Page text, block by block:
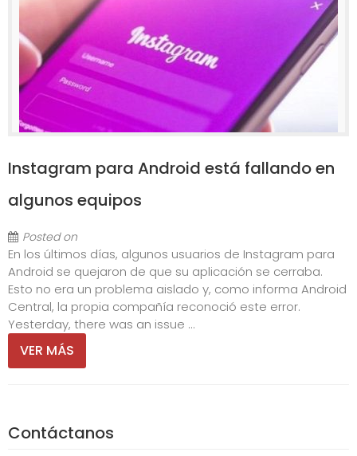
Instagram para Android está fallando en
algunos equipos
Posted on
En los últimos días, algunos usuarios de Instagram para
Android se quejaron de que su aplicación se cerraba.
Esto no era un problema aislado y, como informa Android
Central, la propia compañía reconoció este error.
Yesterday, there was an issue ...
VER MÁS
Contáctanos